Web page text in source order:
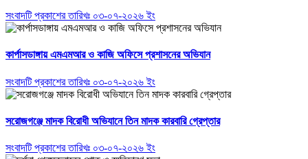
সংবাদটি প্রকাশের তারিখঃ ০৩-০৭-২০২৬ ইং
কার্পাসডাঙ্গায় এমএমআর ও কাজি অফিসে প্রশাসনের অভিযান
সংবাদটি প্রকাশের তারিখঃ ০৩-০৭-২০২৬ ইং
সরোজগঞ্জে মাদক বিরোধী অভিযানে তিন মাদক কারবারি গ্রেপ্তার
সংবাদটি প্রকাশের তারিখঃ ০৩-০৭-২০২৬ ইং